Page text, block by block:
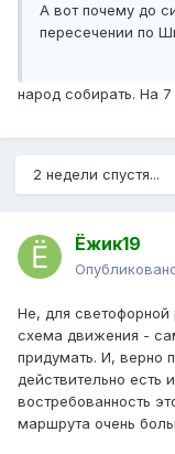
А вот почему до
пересечении по
народ собирать. На
2 недели спустя...
Ёжик19
Не, для
схема движения -
придумать. И, верно
действительно есть
востребованность
маршрута очень